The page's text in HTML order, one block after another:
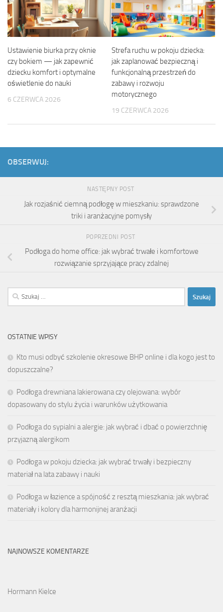
Ustawienie biurka przy oknie
czy bokiem — jak zapewnić
dziecku komfort i optymalne
oświetlenie do nauki
6 CZERWCA 2026
Strefa ruchu w pokoju dziecka:
jak zaplanować bezpieczną i
funkcjonalną przestrzeń do
zabawy i rozwoju
motorycznego
19 CZERWCA 2026
OBSERWUJ:
NASTĘPNY POST
Jak rozjaśnić ciemną podłogę w mieszkaniu: sprawdzone
triki i aranżacyjne pomysły
POPRZEDNI POST
Podłoga do home office: jak wybrać trwałe i komfortowe
rozwiązanie sprzyjające pracy zdalnej
Szukaj:
OSTATNIE WPISY
Kto musi odbyć szkolenie okresowe BHP online i dla kogo jest to
dopuszczalne?
Podłoga drewniana lakierowana czy olejowana: wybór
dopasowany do stylu życia i warunków użytkowania
Podłoga do sypialni a alergie: jak wybrać i dbać o powierzchnię
przyjazną alergikom
Podłoga w pokoju dziecka: jak wybrać trwały i bezpieczny
materiał na lata zabawy i nauki
Podłoga w łazience a spójność z resztą mieszkania: jak wybrać
materiały i kolory dla harmonijnej aranżacji
NAJNOWSZE KOMENTARZE
Hormann Kielce